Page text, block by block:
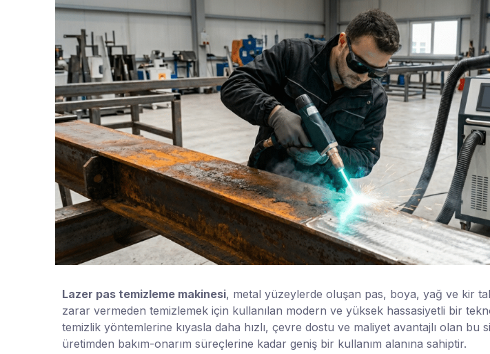
Lazer pas temizleme makinesi, metal yüzeylerde oluşan pas, boya, yağ ve kir
zarar vermeden temizlemek için kullanılan modern ve yüksek hassasiyetli bir
temizlik yöntemlerine kıyasla daha hızlı, çevre dostu ve maliyet avantajlı olan bu
üretimden bakım-onarım süreçlerine kadar geniş bir kullanım alanına sahiptir.